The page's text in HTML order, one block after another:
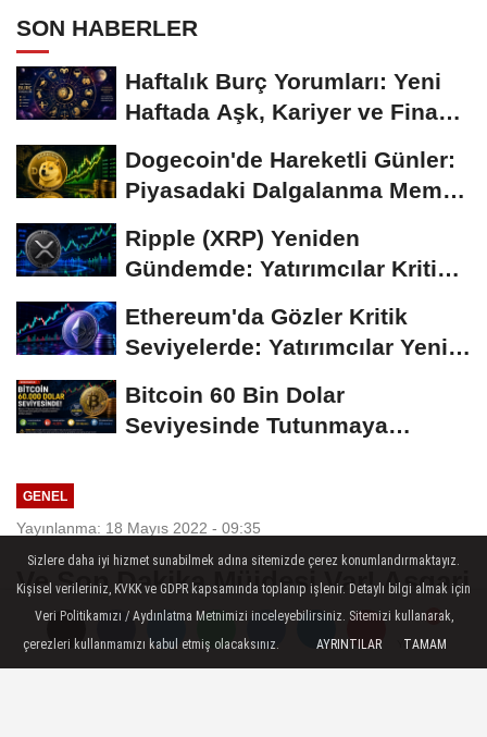
Yorumlar
SON HABERLER
Haftalık Burç Yorumları: Yeni
Haftada Aşk, Kariyer ve Finans
Dogecoin'de Hareketli Günler:
Piyasadaki Dalgalanma Meme
Ripple (XRP) Yeniden
Gündemde: Yatırımcılar Kritik
Ethereum'da Gözler Kritik
Seviyelerde: Yatırımcılar Yeni
Bitcoin 60 Bin Dolar
Seviyesinde Tutunmaya
GENEL
Yayınlanma: 18 Mayıs 2022 - 09:35
Ve Son Dakika Müjdesi Var! Asgari
Ücrete 5. 500 TL Ara Zam! 1.247
TL artış yaşanacak! Yeşil ışık
Yorumlar
Sizlere daha iyi hizmet sunabilmek adına sitemizde çerez konumlandırmaktayız.
Kişisel verileriniz, KVKK ve GDPR kapsamında toplanıp işlenir. Detaylı bilgi almak için
Veri Politikamızı / Aydınlatma Metnimizi inceleyebilirsiniz. Sitemizi kullanarak,
çerezleri kullanmamızı kabul etmiş olacaksınız.
AYRINTILAR TAMAM